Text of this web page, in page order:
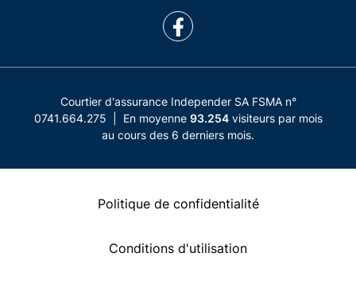
Courtier d'assurance Independer SA FSMA n°
0741.664.275 | En moyenne 93.254visiteurs par mois
au cours des 6 derniers mois.
Politique de confidentialité
Conditions d'utilisation